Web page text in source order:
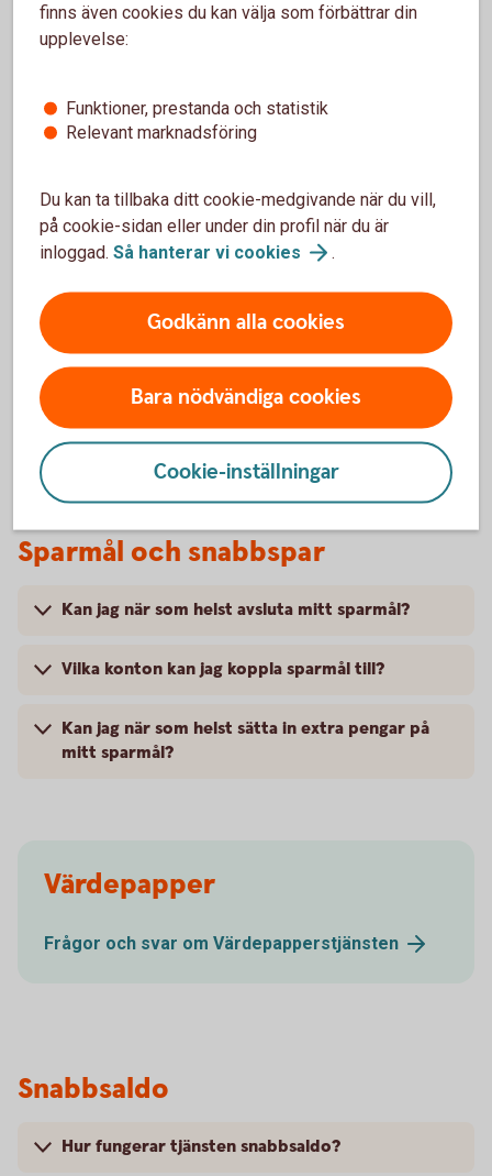
Hur ser jag transaktionerna på mitt Visa Business
Fonder
Vad betyder Bekvämt fondval?
Sparmål och snabbspar
Kan jag när som helst avsluta mitt sparmål?
Vilka konton kan jag koppla sparmål till?
Kan jag när som helst sätta in extra pengar på
mitt sparmål?
Värdepapper
Frågor och svar om Värdepapperstjänsten
Snabbsaldo
Hur fungerar tjänsten snabbsaldo?
finns även cookies du kan välja som förbättrar din
upplevelse:
Funktioner, prestanda och statistik
Relevant marknadsföring
Du kan ta tillbaka ditt cookie-medgivande när du vill,
på cookie-sidan eller under din profil när du är
inloggad. Så hanterar vi cookies .
Godkänn alla cookies
Bara nödvändiga cookies
Cookie-inställningar